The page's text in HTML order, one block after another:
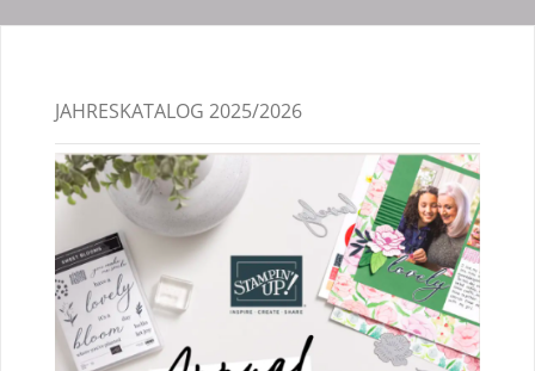
JAHRESKATALOG 2025/2026